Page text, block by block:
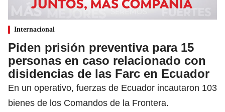
Internacional
Piden prisión preventiva para 15
personas en caso relacionado con
disidencias de las Farc en Ecuador
En un operativo, fuerzas de Ecuador incautaron 103
bienes de los Comandos de la Frontera.